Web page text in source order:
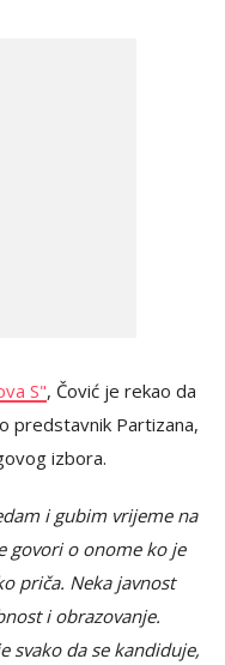
S", Čović je rekao da
predstavnik Partizana,
izbora.
i gubim vrijeme na
govori o onome ko je
priča. Neka javnost
i obrazovanje.
svako da se kandiduje,